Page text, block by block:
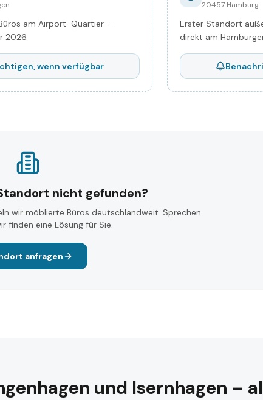
am Airport-Quartier –
2026.
wenn verfügbar
20457 Hamburg
Erster Standort
direkt am
nicht gefunden?
wir möblierte Büros deutschlandweit. Sprechen
finden eine Lösung für Sie.
anfragen
und Isernhagen –